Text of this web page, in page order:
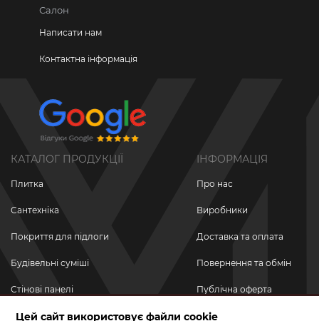
Салон
Написати нам
Контактна інформація
КАТАЛОГ ПРОДУКЦІЇ
Плитка
Сантехніка
Покриття для підлоги
Будівельні суміші
Стінові панелі
Новинки
ІНФОРМАЦІЯ
Про нас
Виробники
Доставка та оплата
Повернення та обмін
Публічна оферта
Політика
Цей сайт використовує файли cookie